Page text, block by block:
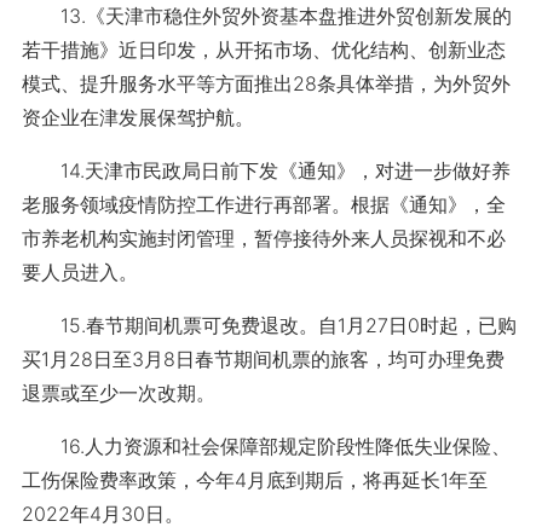
13.《天津市稳住外贸外资基本盘推进外贸创新发展的
若干措施》近日印发，从开拓市场、优化结构、创新业态
模式、提升服务水平等方面推出28条具体举措，为外贸外
资企业在津发展保驾护航。
14.天津市民政局日前下发《通知》，对进一步做好养
老服务领域疫情防控工作进行再部署。根据《通知》，全
市养老机构实施封闭管理，暂停接待外来人员探视和不必
要人员进入。
15.春节期间机票可免费退改。自1月27日0时起，已购
买1月28日至3月8日春节期间机票的旅客，均可办理免费
退票或至少一次改期。
16.人力资源和社会保障部规定阶段性降低失业保险、
工伤保险费率政策，今年4月底到期后，将再延长1年至
2022年4月30日。